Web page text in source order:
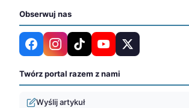
Obserwuj nas
Twórz portal razem z nami
Wyślij artykuł